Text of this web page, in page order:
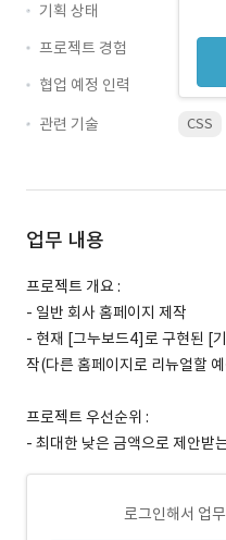
기획 상태
프로젝트 경험
협업 예정 인력
관련 기술
CSS
업무 내용
프로젝트 개요 :
- 일반 회사 홈페이지 제작
- 현재 [그누보드4]로 구현된 [
작(다른 홈페이지로 리뉴얼할
프로젝트 우선순위 :
- 최대한 낮은 금액으로 제안받
로그인해서 업